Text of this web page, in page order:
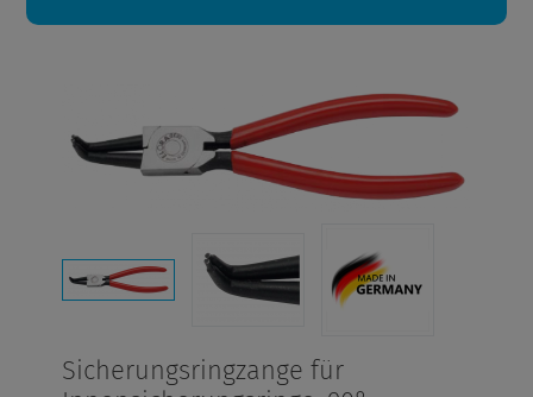
Sicherungsringzange für